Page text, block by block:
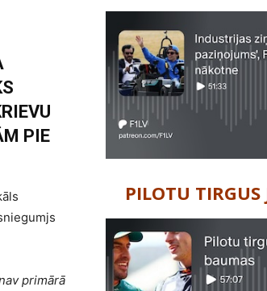
PIE
primārā
PILOTU